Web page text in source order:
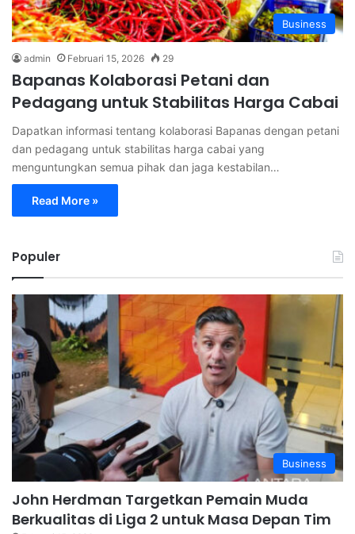
Business
admin Februari 15, 2026 29
Bapanas Kolaborasi Petani dan
Pedagang untuk Stabilitas Harga Cabai
Dapatkan informasi tentang kolaborasi Bapanas dengan petani
dan pedagang untuk stabilitas harga cabai yang
menguntungkan semua pihak dan jaga kestabilan…
Read More »
Populer
Business
John Herdman Targetkan Pemain Muda
Berkualitas di Liga 2 untuk Masa Depan Tim